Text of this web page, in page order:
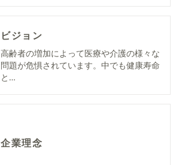
ビジョン
高齢者の増加によって医療や介護の様々な
問題が危惧されています。中でも健康寿命
と…
企業理念